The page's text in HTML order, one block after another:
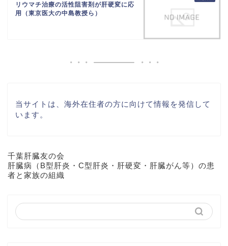
リウマチ治療の活性阻害剤が肝硬変に応
用（東京医大の中島教授ら）
当サイトは、海外在住者の方に向けて情報を発信して
います。
千葉肝臓友の会
肝臓病（B型肝炎・C型肝炎・肝硬変・肝臓がん等）の患
者と家族の組織